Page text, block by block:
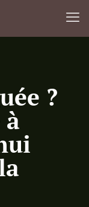
?
à